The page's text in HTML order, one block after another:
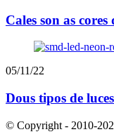
Cales son as
05/11/22
Dous tipos de
© Copyright - 2010-